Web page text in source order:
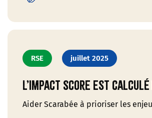
RSE juillet 2025
L’impact score est
Aider Scarabée à prioriser les